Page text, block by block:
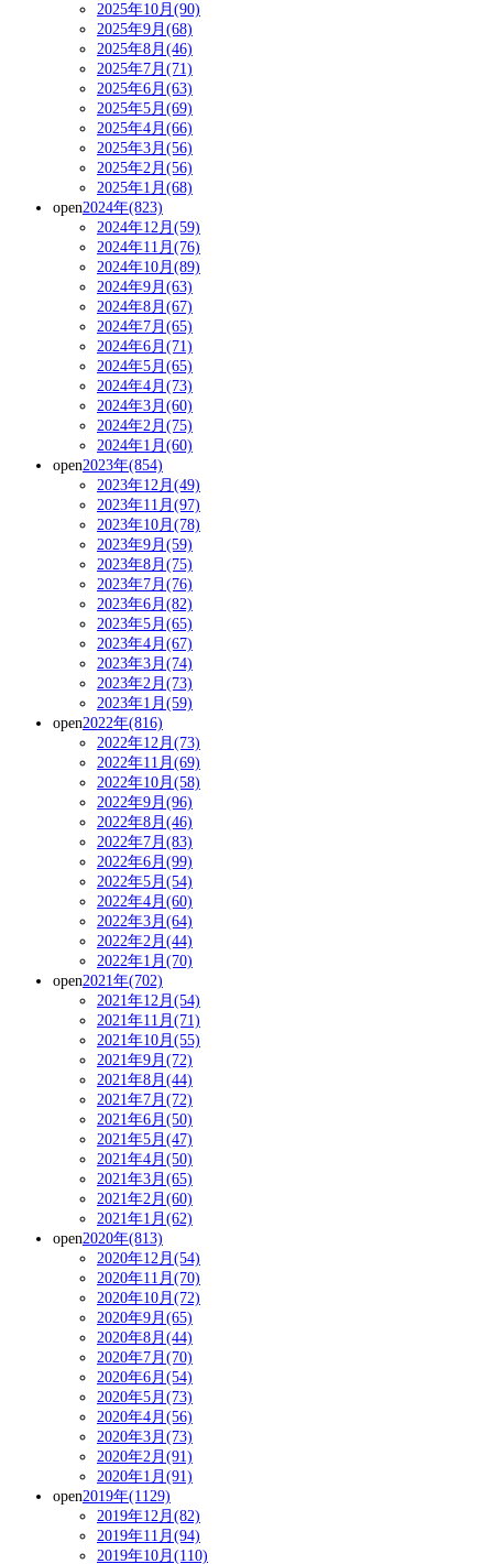
2025年10月(90)
2025年9月(68)
2025年8月(46)
2025年7月(71)
2025年6月(63)
2025年5月(69)
2025年4月(66)
2025年3月(56)
2025年2月(56)
2025年1月(68)
open2024年(823)
2024年12月(59)
2024年11月(76)
2024年10月(89)
2024年9月(63)
2024年8月(67)
2024年7月(65)
2024年6月(71)
2024年5月(65)
2024年4月(73)
2024年3月(60)
2024年2月(75)
2024年1月(60)
open2023年(854)
2023年12月(49)
2023年11月(97)
2023年10月(78)
2023年9月(59)
2023年8月(75)
2023年7月(76)
2023年6月(82)
2023年5月(65)
2023年4月(67)
2023年3月(74)
2023年2月(73)
2023年1月(59)
open2022年(816)
2022年12月(73)
2022年11月(69)
2022年10月(58)
2022年9月(96)
2022年8月(46)
2022年7月(83)
2022年6月(99)
2022年5月(54)
2022年4月(60)
2022年3月(64)
2022年2月(44)
2022年1月(70)
open2021年(702)
2021年12月(54)
2021年11月(71)
2021年10月(55)
2021年9月(72)
2021年8月(44)
2021年7月(72)
2021年6月(50)
2021年5月(47)
2021年4月(50)
2021年3月(65)
2021年2月(60)
2021年1月(62)
open2020年(813)
2020年12月(54)
2020年11月(70)
2020年10月(72)
2020年9月(65)
2020年8月(44)
2020年7月(70)
2020年6月(54)
2020年5月(73)
2020年4月(56)
2020年3月(73)
2020年2月(91)
2020年1月(91)
open2019年(1129)
2019年12月(82)
2019年11月(94)
2019年10月(110)